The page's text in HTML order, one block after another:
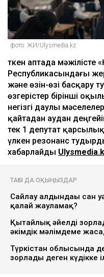
фото: ЖИ/Ulysmedia.kz
Өткен аптада мәжілісте
Республикасындағы
және өзін-өзі басқару
өзгерістер бірінші
негізгі даулы
қайтадан аудан
тек 1 депутат
үлкен резонанс
хабарлайды
ТАҒЫ ДА ОҚЫҢЫЗДАР
Сайлау алдындағы сан
қалай жауламақ?
Қытайлық әйелді
әкімдік мәлімдеме
Түркістан облысында
зорлады деген күдікке